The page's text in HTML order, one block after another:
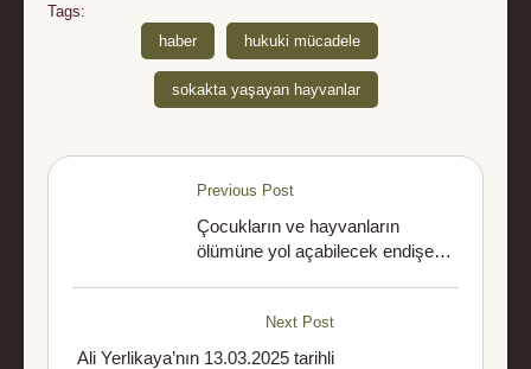
Tags:
haber
hukuki mücadele
sokakta yaşayan hayvanlar
Previous Post
Çocukların ve hayvanların
ölümüne yol açabilecek endişe
Next Post
Ali Yerlikaya’nın 13.03.2025 tarihli